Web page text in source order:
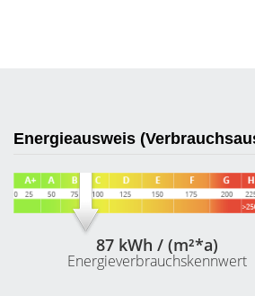
Energieausweis
87 kWh / (m²*a)
Energieverbrauchskennwert